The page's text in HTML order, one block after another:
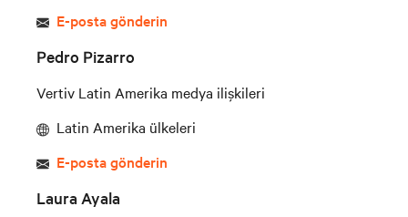
E-posta gönderin
Pedro Pizarro
Vertiv Latin Amerika medya ilişkileri
Latin Amerika ülkeleri
E-posta gönderin
Laura Ayala